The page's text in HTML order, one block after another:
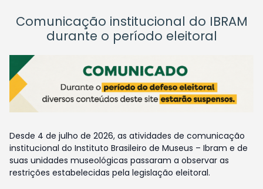
Comunicação institucional do IBRAM
durante o período eleitoral
Desde 4 de julho de 2026, as atividades de comunicação
institucional do Instituto Brasileiro de Museus – Ibram e de
suas unidades museológicas passaram a observar as
restrições estabelecidas pela legislação eleitoral.